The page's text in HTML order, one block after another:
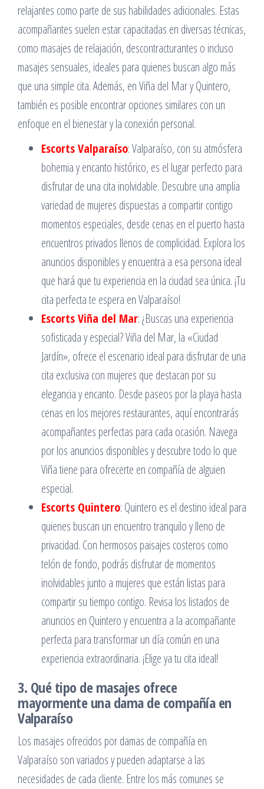
relajantes como parte de sus habilidades adicionales. Estas
acompañantes suelen estar capacitadas en diversas técnicas,
como masajes de relajación, descontracturantes o incluso
masajes sensuales, ideales para quienes buscan algo más
que una simple cita. Además, en Viña del Mar y Quintero,
también es posible encontrar opciones similares con un
enfoque en el bienestar y la conexión personal.
Escorts Valparaíso: Valparaíso, con su atmósfera
bohemia y encanto histórico, es el lugar perfecto para
disfrutar de una cita inolvidable. Descubre una amplia
variedad de mujeres dispuestas a compartir contigo
momentos especiales, desde cenas en el puerto hasta
encuentros privados llenos de complicidad. Explora los
anuncios disponibles y encuentra a esa persona ideal
que hará que tu experiencia en la ciudad sea única. ¡Tu
cita perfecta te espera en Valparaíso!
Escorts Viña del Mar: ¿Buscas una experiencia
sofisticada y especial? Viña del Mar, la «Ciudad
Jardín», ofrece el escenario ideal para disfrutar de una
cita exclusiva con mujeres que destacan por su
elegancia y encanto. Desde paseos por la playa hasta
cenas en los mejores restaurantes, aquí encontrarás
acompañantes perfectas para cada ocasión. Navega
por los anuncios disponibles y descubre todo lo que
Viña tiene para ofrecerte en compañía de alguien
especial.
Escorts Quintero: Quintero es el destino ideal para
quienes buscan un encuentro tranquilo y lleno de
privacidad. Con hermosos paisajes costeros como
telón de fondo, podrás disfrutar de momentos
inolvidables junto a mujeres que están listas para
compartir su tiempo contigo. Revisa los listados de
anuncios en Quintero y encuentra a la acompañante
perfecta para transformar un día común en una
experiencia extraordinaria. ¡Elige ya tu cita ideal!
3. Qué tipo de masajes ofrece
mayormente una dama de compañía en
Valparaíso
Los masajes ofrecidos por damas de compañía en
Valparaíso son variados y pueden adaptarse a las
necesidades de cada cliente. Entre los más comunes se